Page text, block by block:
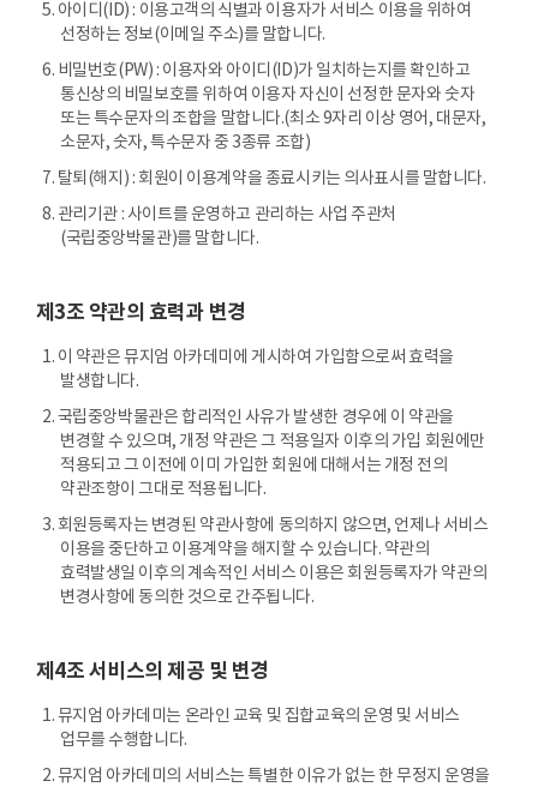
5. 아이디(ID) : 이용고객의 식별과 이용자가 서비스 이용을 위하여
선정하는 정보(이메일 주소)를 말합니다.
6. 비밀번호(PW) : 이용자와 아이디(ID)가 일치하는지를 확인하고
통신상의 비밀보호를 위하여 이용자 자신이 선정한 문자와 숫자
또는 특수문자의 조합을 말합니다.(최소 9자리 이상 영어, 대문자,
소문자, 숫자, 특수문자 중 3종류 조합)
7. 탈퇴(해지) : 회원이 이용계약을 종료시키는 의사표시를 말합니다.
8. 관리기관 : 사이트를 운영하고 관리하는 사업 주관처
(국립중앙박물관)를 말합니다.
제3조 약관의 효력과 변경
1. 이 약관은 뮤지엄 아카데미에 게시하여 가입함으로써 효력을
발생합니다.
2. 국립중앙박물관은 합리적인 사유가 발생한 경우에 이 약관을
변경할 수 있으며, 개정 약관은 그 적용일자 이후의 가입 회원에만
적용되고 그 이전에 이미 가입한 회원에 대해서는 개정 전의
약관조항이 그대로 적용됩니다.
3. 회원등록자는 변경된 약관사항에 동의하지 않으면, 언제나 서비스
이용을 중단하고 이용계약을 해지할 수 있습니다. 약관의
효력발생일 이후의 계속적인 서비스 이용은 회원등록자가 약관의
변경사항에 동의한 것으로 간주됩니다.
제4조 서비스의 제공 및 변경
1. 뮤지엄 아카데미는 온라인 교육 및 집합교육의 운영 및 서비스
업무를 수행합니다.
2. 뮤지엄 아카데미의 서비스는 특별한 이유가 없는 한 무정지 운영을